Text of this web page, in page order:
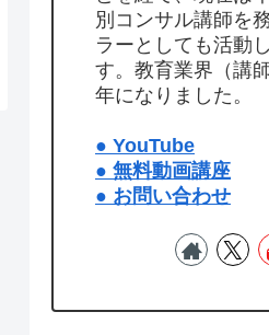
別コンサル講師を
ラーとしても活動
す。教育業界（講
年になりました。
● YouTube
● 無料動画講座
● お問い合わせ